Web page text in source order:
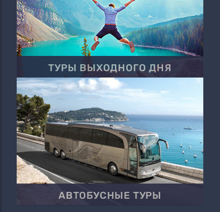
ТУРЫ ВЫХОДНОГО ДНЯ
АВТОБУСНЫЕ ТУРЫ